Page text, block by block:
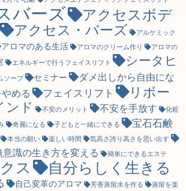
バーズ
アクセスボデ
アクセス・バーズ
アルケミック
アロマのある生活 アロマのクリーム作り
アロマの
エネルギーで行うフェイスリフト
シータヒ
ソープ セミナー
ダメ出しから自由にな
める フェイスリフト
リボー
ンド
不安のメリット 不安を手放す
化粧
奇麗になる 子どもと一緒にできる 宝石石鹸
本当の願い 楽しい時間 気高さ誇り高さを思い出す
意識の生き方を変える 簡単にできるエステ
ス 自分らしく生きる
自己変革のアロマ 芳香蒸留水を作る 蒸留を楽